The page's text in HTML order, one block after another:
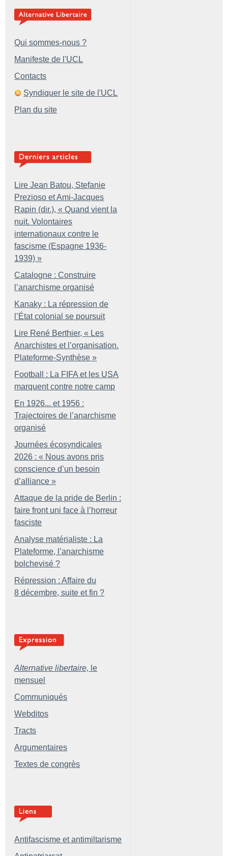
Qui sommes-nous ?
Manifeste de l'UCL
Contacts
Syndiquer le site de l'UCL
Plan du site
Lire Jean Batou, Stefanie
Prezioso et Ami-Jacques
Rapin (dir.), « Quand vient la
nuit. Volontaires
internationaux contre le
fascisme (Espagne 1936-
1939) »
Catalogne : Construire
l’anarchisme organisé
Kanaky : La répression de
l’État colonial se poursuit
Lire René Berthier, « Les
Anarchistes et l’organisation.
Plateforme-Synthèse »
Football : La FIFA et les USA
marquent contre notre camp
En 1926... et 1956 :
Trajectoires de l’anarchisme
organisé
Journées écosyndicales
2026 : « Nous avons pris
conscience d’un besoin
d’alliance »
Attaque de la pride de Berlin :
faire front uni face à l’horreur
fasciste
Analyse matérialiste : La
Plateforme, l’anarchisme
bolchevisé ?
Répression : Affaire du
8 décembre, suite et fin ?
Alternative libertaire, le
mensuel
Communiqués
Webditos
Tracts
Argumentaires
Textes de congrès
Antifascisme et antimiltarisme